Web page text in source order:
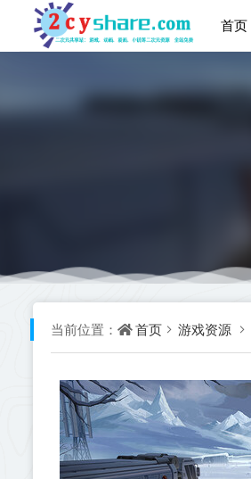
首页
当前位置： 首页 游戏资源